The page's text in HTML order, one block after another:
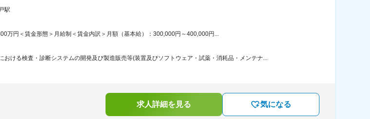
駅
万円＜賃金形態＞月給制＜賃金内訳＞月額（基本給）：300,000円～400,000円...
おける検査・診断システムの開発及び製造販売等(装置及びソフトウェア・試薬・消耗品・メンテナ...
求人詳細を見る 気になる